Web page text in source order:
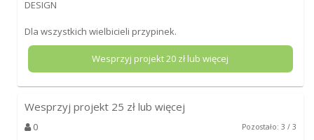
DESIGN
Dla wszystkich wielbicieli przypinek.
Wesprzyj projekt20 zł lub więcej
Wesprzyj projekt 25 zł lub więcej
0 Pozostało: 3 / 3